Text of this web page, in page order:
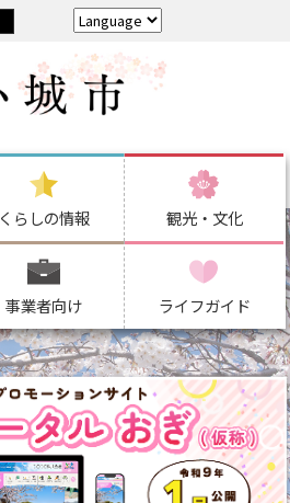
くらしの情報 観光・文化
事業者向け ライフガイド